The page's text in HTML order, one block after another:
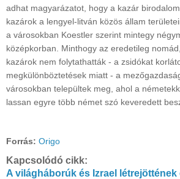
adhat magyarázatot, hogy a kazár
kazárok a lengyel-litván közös állam
a városokban Koestler szerint mintegy
középkorban. Minthogy az eredetileg
kazárok nem folytathatták - a zsidókat
megkülönböztetések miatt - a
városokban települtek meg, ahol a
lassan egyre több német szó keveredett
Forrás: Origo
Kapcsolódó cikk:
A világháborúk és Izrael